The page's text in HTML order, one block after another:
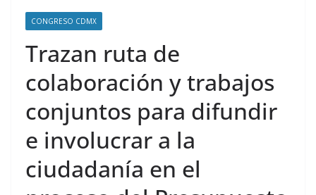
CONGRESO CDMX
Trazan ruta de
colaboración y trabajos
conjuntos para difundir
e involucrar a la
ciudadanía en el